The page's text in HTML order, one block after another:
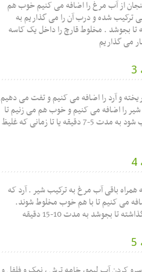
از آب مرغ را اضافه می کنیم خوب هم
ترکیب شده و درب آن را می گذاریم به
دقیقه تا بجوشد . مخلوط قارچ را داخل یک کاسه
می گذاریم
ریخته و آرد را اضافه می کنیم و تفت می دهیم
شیر را اضافه می کنیم و خوب هم می زنیم تا
به خوبی ترکیب شود به مدت 5-7 دقیقه یا تا زمانی که غلیظ
همراه باقی آب مرغ به ترکیب شیر . آرد که
می کنیم تا با هم خوب مخلوط شوند.
تا بجوشد به مدت 10-15 دقیقه